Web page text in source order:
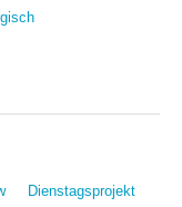
Dienstagsprojekt